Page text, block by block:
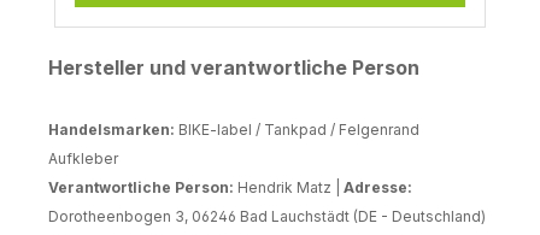
Hersteller und verantwortliche Person
Handelsmarken: BIKE-label / Tankpad / Felgenrand
Aufkleber
Verantwortliche Person: Hendrik Matz | Adresse:
Dorotheenbogen 3, 06246 Bad Lauchstädt (DE - Deutschland)